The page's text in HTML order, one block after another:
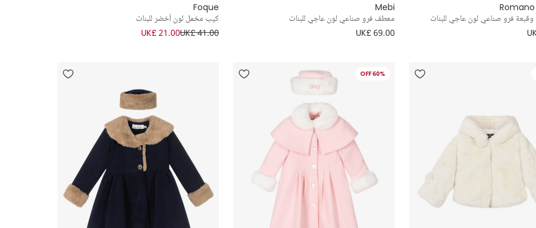
Romano
فرو صناعي لون عاجي للبنات
Mebi
معطف فرو صناعي لون عاجي للبنات
UK£ 69.00
Foque
كيب مخمل لون أخضر للبنات
UK£ 41.00
UK£ 21.00
60% OFF